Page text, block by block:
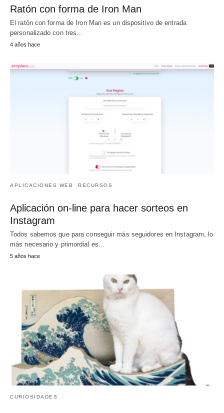
Ratón con forma de Iron Man
El ratón con forma de Iron Man es un dispositivo de entrada
personalizado con tres…
4 años hace
APLICACIONES WEB RECURSOS
Aplicación on-line para hacer sorteos en
Instagram
Todos sabemos que para conseguir más seguidores en Instagram, lo
más necesario y primordial es…
5 años hace
CURIOSIDADES